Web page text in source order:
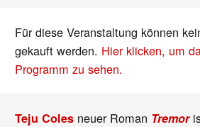
Für diese Veranstaltung können
gekauft werden. Hier klicken, um
Programm zu sehen.
Teju Coles neuer Roman Tremor